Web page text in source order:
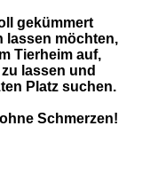
gekümmert
lassen möchten,
Tierheim auf,
lassen und
Platz suchen.
Schmerzen!